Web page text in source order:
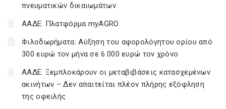
πνευματικών δικαιωμάτων
ΑΑΔΕ: Πλατφόρμα myAGRO
Φιλοδωρήματα: Αύξηση του αφορολόγητου ορίου από
300 ευρώ τον μήνα σε 6.000 ευρώ τον χρόνο
ΑΑΔΕ: Ξεμπλοκάρουν οι μεταβιβάσεις κατασχεμένων
ακινήτων – Δεν απαιτείται πλέον πλήρης εξόφληση
της οφειλής